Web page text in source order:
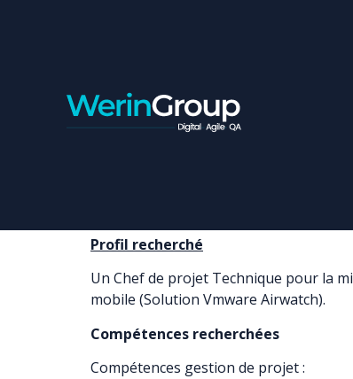
CHEF DE PROJET
Profil recherché
Un Chef de projet Technique pour la
mobile (Solution Vmware Airwatch).
Compétences recherchées
Compétences gestion de projet :